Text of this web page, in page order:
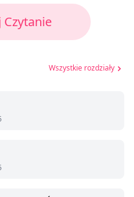
Wszystkie rozdziały